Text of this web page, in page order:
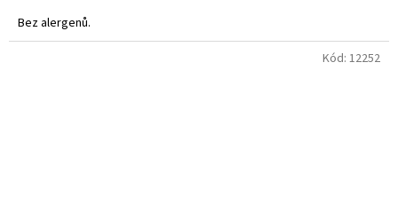
Bez alergenů.
Kód: 12252